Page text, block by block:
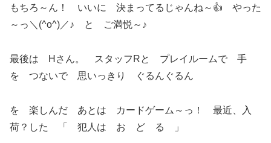
もちろ～ん！ いいに 決まってるじゃんね～👍 やった
～っ＼(^o^)／♪ と ご満悦～♪
最後は Hさん。 スタッフRと プレイルームで 手
を つないで 思いっきり ぐるんぐるん
を 楽しんだ あとは カードゲーム～っ！ 最近、入
荷？した 「 犯人は お ど る 」